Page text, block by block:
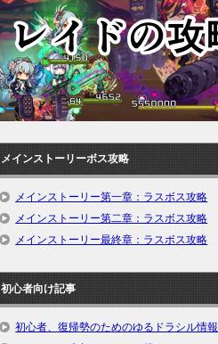
メインストーリーボス攻略
メインストーリー第一章：ラスボス攻略
メインストーリー第二章：ラスボス攻略
メインストーリー最終章：ラスボス攻略
初心者向け記事
初心者、復帰勢のためのゆるドラシル情報